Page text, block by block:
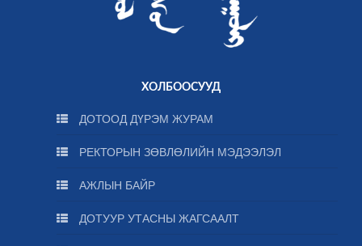
ХОЛБООСУУД
ДОТООД ДҮРЭМ ЖУРАМ
РЕКТОРЫН ЗӨВЛӨЛИЙН МЭДЭЭЛЭЛ
АЖЛЫН БАЙР
ДОТУУР УТАСНЫ ЖАГСААЛТ